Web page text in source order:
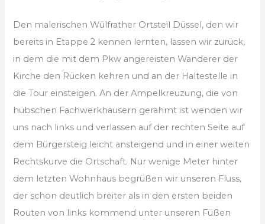
Den malerischen Wülfrather Ortsteil Düssel, den wir
bereits in Etappe 2 kennen lernten, lassen wir zurück,
in dem die mit dem Pkw angereisten Wanderer der
Kirche den Rücken kehren und an der Haltestelle in
die Tour einsteigen. An der Ampelkreuzung, die von
hübschen Fachwerkhäusern gerahmt ist wenden wir
uns nach links und verlassen auf der rechten Seite auf
dem Bürgersteig leicht ansteigend und in einer weiten
Rechtskurve die Ortschaft. Nur wenige Meter hinter
dem letzten Wohnhaus begrüßen wir unseren Fluss,
der schon deutlich breiter als in den ersten beiden
Routen von links kommend unter unseren Füßen